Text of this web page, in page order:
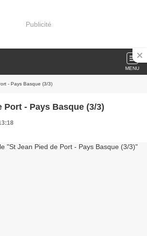
Publicité
MENU
- Pays Basque (3/3)
Port - Pays Basque (3/3)